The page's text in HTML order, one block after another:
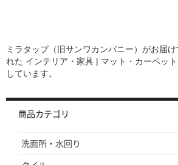
ミラタップ（旧サンワカンパニー）がお届
れた インテリア・家具 | マット・カーペッ
しています。
商品カテゴリ
洗面所・水回り